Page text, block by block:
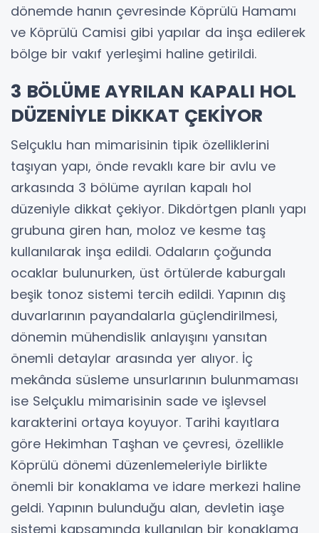
dönemde hanın çevresinde Köprülü Hamamı
ve Köprülü Camisi gibi yapılar da inşa edilerek
bölge bir vakıf yerleşimi haline getirildi.
3 BÖLÜME AYRILAN KAPALI HOL
DÜZENİYLE DİKKAT ÇEKİYOR
Selçuklu han mimarisinin tipik özelliklerini
taşıyan yapı, önde revaklı kare bir avlu ve
arkasında 3 bölüme ayrılan kapalı hol
düzeniyle dikkat çekiyor. Dikdörtgen planlı yapı
grubuna giren han, moloz ve kesme taş
kullanılarak inşa edildi. Odaların çoğunda
ocaklar bulunurken, üst örtülerde kaburgalı
beşik tonoz sistemi tercih edildi. Yapının dış
duvarlarının payandalarla güçlendirilmesi,
dönemin mühendislik anlayışını yansıtan
önemli detaylar arasında yer alıyor. İç
mekânda süsleme unsurlarının bulunmaması
ise Selçuklu mimarisinin sade ve işlevsel
karakterini ortaya koyuyor. Tarihi kayıtlara
göre Hekimhan Taşhan ve çevresi, özellikle
Köprülü dönemi düzenlemeleriyle birlikte
önemli bir konaklama ve idare merkezi haline
geldi. Yapının bulunduğu alan, devletin iaşe
sistemi kapsamında kullanılan bir konaklama